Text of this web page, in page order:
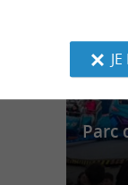
Parc